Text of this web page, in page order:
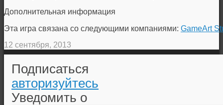
Дополнительная информация
Эта игра связана со следующими компаниями: GameArt
12 сентября, 2013
Подписаться
авторизуйтесь
Уведомить о